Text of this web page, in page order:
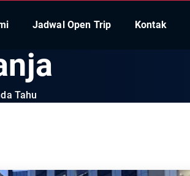
Jadwal Open Trip Kontak
Tahu